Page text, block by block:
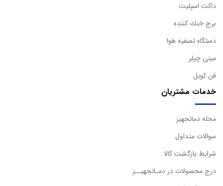
داكت اسپليت
برج خنك كننده
دستگاه تصفيه هوا
مینی چیلر
فن کویل
خدمات مشتریان
مجله دماتجهیز
سوالات متداول
شرایط بازگشت کالا
درج محصولات در دمـاتجهیــز